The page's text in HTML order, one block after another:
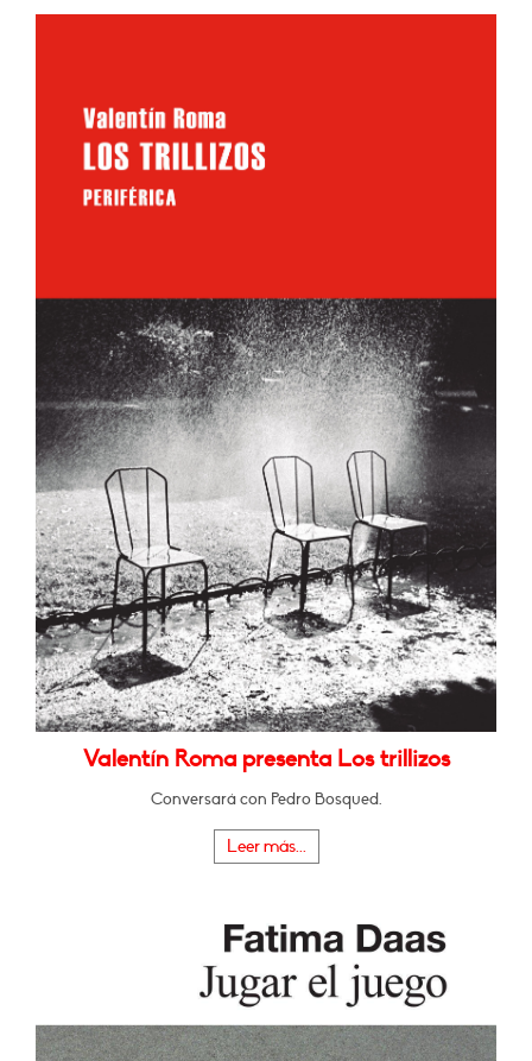
Valentín Roma presenta Los trillizos
Conversará con Pedro Bosqued.
Leer más...